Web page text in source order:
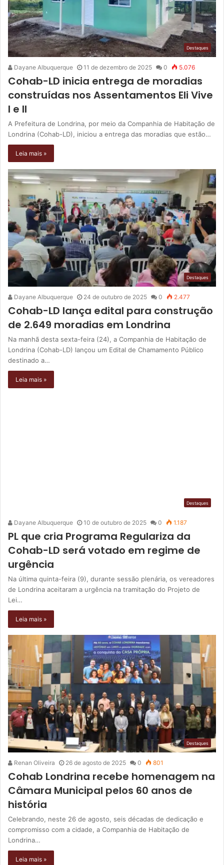
Destaques
Dayane Albuquerque 11 de dezembro de 2025 0 5.076
Cohab-LD inicia entrega de moradias
construídas nos Assentamentos Eli Vive
I e II
A Prefeitura de Londrina, por meio da Companhia de Habitação de
Londrina (Cohab-LD), iniciou a entrega das moradias que estão…
Leia mais »
Destaques
Dayane Albuquerque 24 de outubro de 2025 0 2.477
Cohab-LD lança edital para construção
de 2.649 moradias em Londrina
Na manhã desta sexta-feira (24), a Companhia de Habitação de
Londrina (Cohab-LD) lançou um Edital de Chamamento Público
destinado a…
Leia mais »
Destaques
Dayane Albuquerque 10 de outubro de 2025 0 1.187
PL que cria Programa Regulariza da
Cohab-LD será votado em regime de
urgência
Na última quinta-feira (9), durante sessão plenária, os vereadores
de Londrina aceitaram a urgência na tramitação do Projeto de
Lei…
Leia mais »
Destaques
Renan Oliveira 26 de agosto de 2025 0 801
Cohab Londrina recebe homenagem na
Câmara Municipal pelos 60 anos de
história
Celebrando, neste 26 de agosto, seis décadas de dedicação e
compromisso com a cidade, a Companhia de Habitação de
Londrina…
Leia mais »